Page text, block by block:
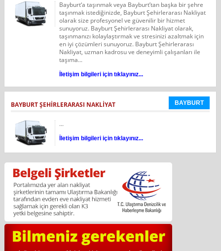
Bayburt‘a taşınmak veya Bayburt’tan başka bir şehre
taşınmak istediğinizde, Bayburt Şehirlerarası Nakliyat
olarak size profesyonel ve güvenilir bir hizmet
sunuyoruz. Bayburt Şehirlerarası Nakliyat olarak,
taşınmanızı kolaylaştırmak ve stresinizi azaltmak için
en iyi çözümleri sunuyoruz. Bayburt Şehirlerarası
Nakliyat, uzman kadrosu ve deneyimli çalışanları ile
taşıma...
İletişim bilgileri için tıklayınız...
BAYBURT ŞEHİRLERARASI NAKLİYAT BAYBURT
...
İletişim bilgileri için tıklayınız...